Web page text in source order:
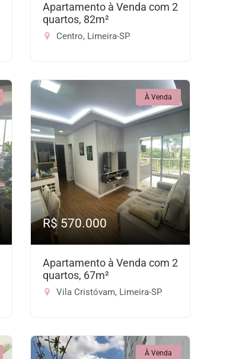
Apartamento à Venda com 2
quartos, 82m²
Centro, Limeira-SP
À Venda
R$ 570.000
Apartamento à Venda com 2
quartos, 67m²
Vila Cristóvam, Limeira-SP
À Venda